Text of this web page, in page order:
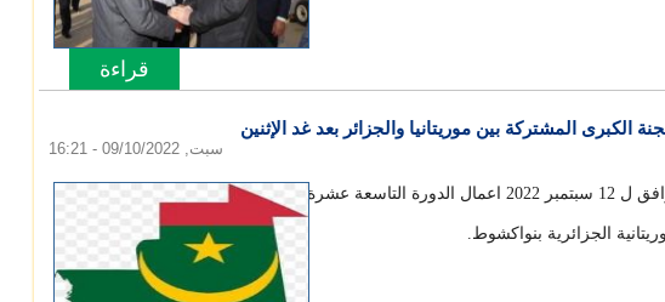
قراءة
المزيدحول بدأ
الكبرى المشتركة بين موريتانيا والجزائر بعد غد الإثنين
سبت, 09/10/2022 - 16:21
ستنطلق بعد غد الاثنين الموافق ل 12 سبتمبر 2022 اعمال الدورة التاسعة عشرة
الجزائرية بنواكشوط.